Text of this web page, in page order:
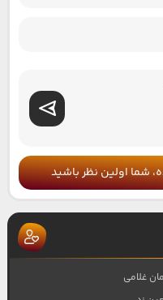
شما اولین نظر باشید
غلامی